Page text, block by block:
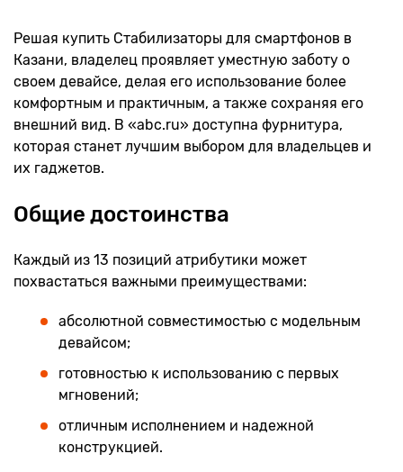
Решая купить Стабилизаторы для смартфонов в
Казани, владелец проявляет уместную заботу о
своем девайсе, делая его использование более
комфортным и практичным, а также сохраняя его
внешний вид. В «abc.ru» доступна фурнитура,
которая станет лучшим выбором для владельцев и
их гаджетов.
Общие достоинства
Каждый из 13 позиций атрибутики может
похвастаться важными преимуществами:
абсолютной совместимостью с модельным
девайсом;
готовностью к использованию с первых
мгновений;
отличным исполнением и надежной
конструкцией.